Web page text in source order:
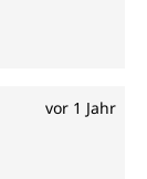
vor 1 Jahr